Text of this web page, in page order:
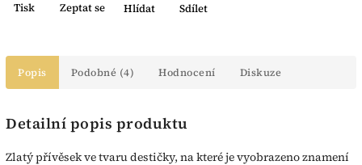
Tisk Zeptat se Hlídat Sdílet
Popis Podobné (4) Hodnocení Diskuze
Detailní popis produktu
Zlatý přívěsek ve tvaru destičky, na které je vyobrazeno znamení